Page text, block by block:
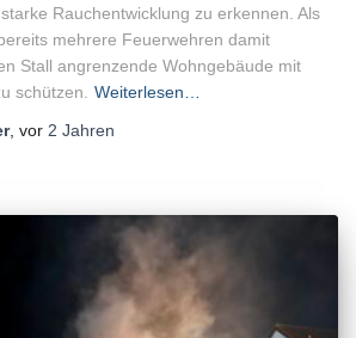
Rauchentwicklung zu erkennen. Als
mehrere Feuerwehren damit
Stall angrenzende Wohngebäude mit
schützen.
Weiterlesen…
, vor 2 Jahren